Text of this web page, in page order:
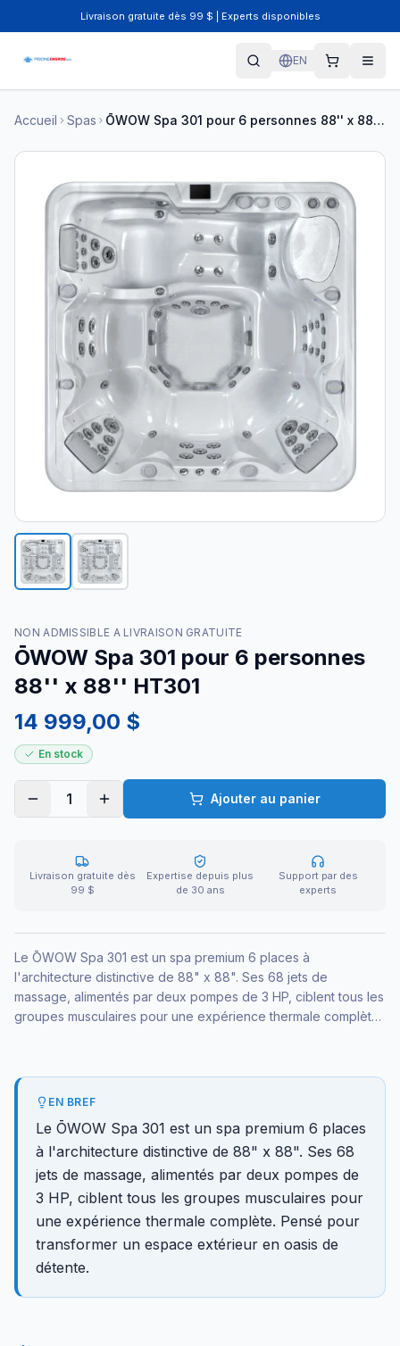
Livraison gratuite dès 99 $ | Experts disponibles
EN
Accueil Spas ŌWOW Spa 301 pour 6 personnes 88'' x 88'' HT301
NON ADMISSIBLE A LIVRAISON GRATUITE
ŌWOW Spa 301 pour 6 personnes
88'' x 88'' HT301
14 999,00 $
En stock
1 Ajouter au panier
Livraison gratuite dès
99 $
Expertise depuis plus
de 30 ans
Support par des
experts
Le ŌWOW Spa 301 est un spa premium 6 places à
l'architecture distinctive de 88" x 88". Ses 68 jets de
massage, alimentés par deux pompes de 3 HP, ciblent tous les
groupes musculaires pour une expérience thermale complète.
EN BREF
Le ŌWOW Spa 301 est un spa premium 6 places
à l'architecture distinctive de 88" x 88". Ses 68
jets de massage, alimentés par deux pompes de
3 HP, ciblent tous les groupes musculaires pour
une expérience thermale complète. Pensé pour
transformer un espace extérieur en oasis de
détente.